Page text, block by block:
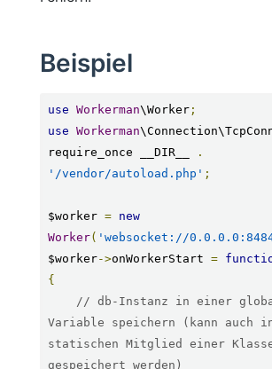
Beispiel
use Workerman\Worker;
use Workerman
require_once __DIR__
.
'/vendor/autoload.php' ;
$worker =
new
Worker( 'websocket://
$worker->onWorkerStart =
{
// db-Instanz in einer
Variable speichern (kann auch
statischen Mitglied einer
gespeichert werden)